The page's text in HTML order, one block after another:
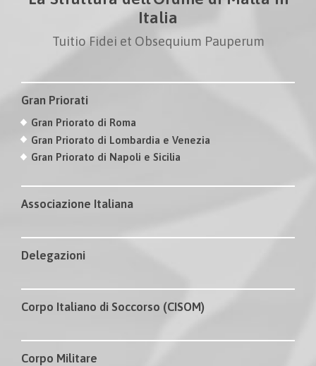
Italia
Tuitio Fidei et Obsequium Pauperum
Gran Priorati
Gran Priorato di Roma
Gran Priorato di Lombardia e Venezia
Gran Priorato di Napoli e Sicilia
Associazione Italiana
Delegazioni
Corpo Italiano di Soccorso (CISOM)
Corpo Militare